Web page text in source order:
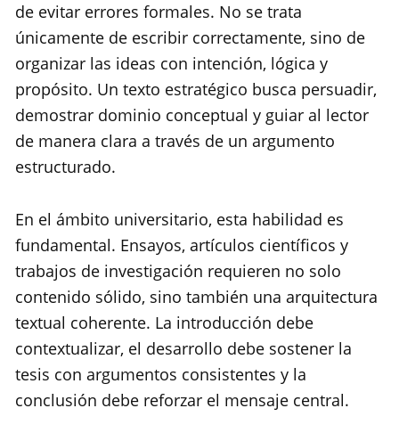
de evitar errores formales. No se trata
únicamente de escribir correctamente, sino de
organizar las ideas con intención, lógica y
propósito. Un texto estratégico busca persuadir,
demostrar dominio conceptual y guiar al lector
de manera clara a través de un argumento
estructurado.
En el ámbito universitario, esta habilidad es
fundamental. Ensayos, artículos científicos y
trabajos de investigación requieren no solo
contenido sólido, sino también una arquitectura
textual coherente. La introducción debe
contextualizar, el desarrollo debe sostener la
tesis con argumentos consistentes y la
conclusión debe reforzar el mensaje central.